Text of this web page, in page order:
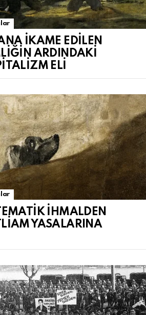
İKAME EDİLEN
ARDINDAKİ
ELİ
İHMALDEN
YASALARINA